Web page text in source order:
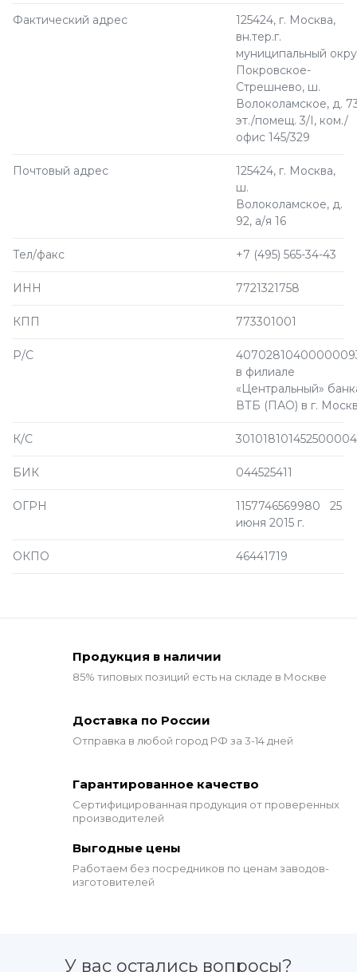
Фактический адрес
125424, г. Москва,
вн.тер.г.
муниципальный
Покровское-
Стрешнево, ш.
Волоколамское, д.
эт./помещ. 3/I, ком./
офис 145/329
Почтовый адрес
125424, г. Москва,
ш.
Волоколамское, д.
92, а/я 16
Тел/факс +7 (495) 565-34-43
ИНН 7721321758
КПП 773301001
Р/С
в филиале
«Центральный»
ВТБ (ПАО) в г.
К/С
БИК 044525411
ОГРН
1157746569980 25
июня 2015 г.
ОКПО 46441719
Продукция в наличии
85% типовых позиций есть на складе в Москве
Доставка по России
Отправка в любой город РФ за 3-14 дней
Гарантированное качество
Сертифицированная продукция от проверенных
производителей
Выгодные цены
Работаем без посредников по ценам заводов-
изготовителей
У вас остались вопросы?